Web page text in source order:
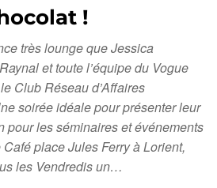
!
très lounge que Jessica
et toute l’équipe du Vogue
Club Réseau d’Affaires
soirée idéale pour présenter leur
pour les séminaires et événements
place Jules Ferry à Lorient,
les Vendredis un…